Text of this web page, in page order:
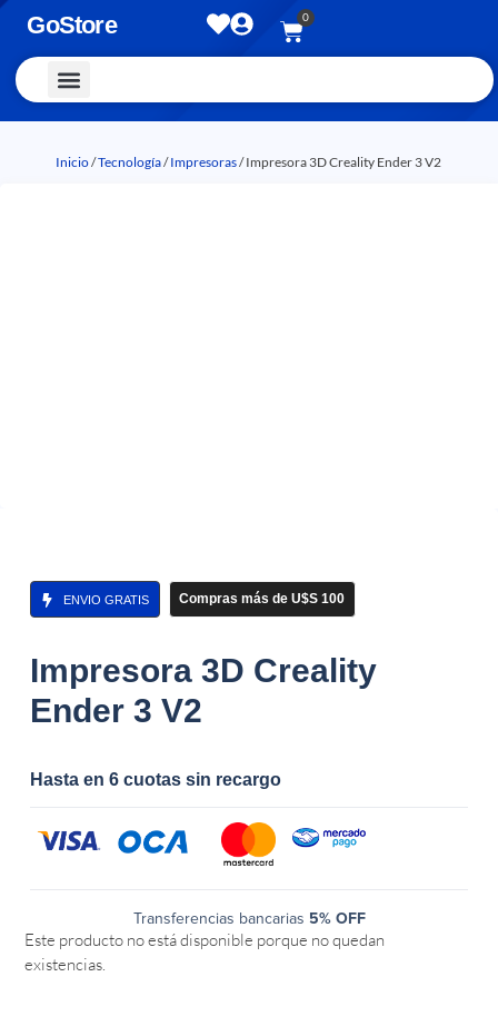
GoStore 0
Inicio/Tecnología/Impresoras/ Impresora 3D Creality Ender 3 V2
ENVIO GRATIS Compras más de U$S 100
Impresora 3D Creality
Ender 3 V2
Hasta en 6 cuotas sin recargo
Transferencias bancarias 5% OFF
Este producto no está disponible porque no quedan
existencias.